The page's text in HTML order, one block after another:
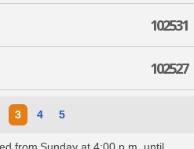
102531
102527
3 4 5